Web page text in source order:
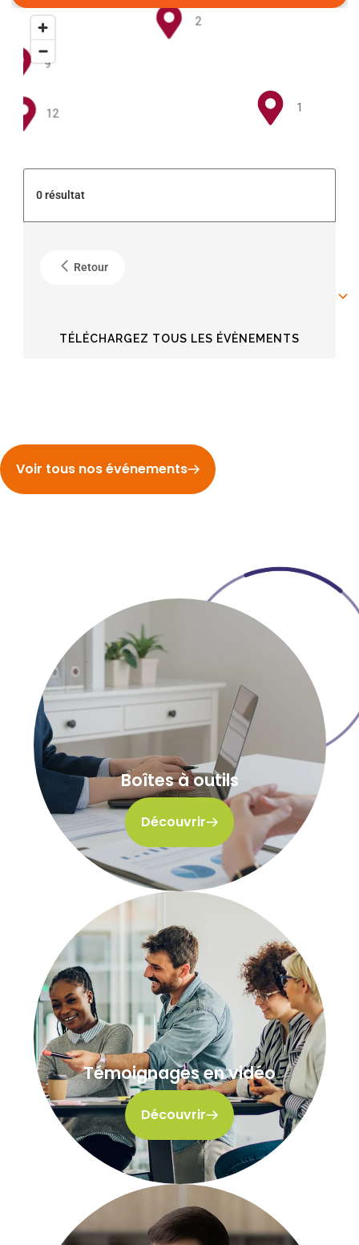
2
1
12
9
0 résultat
Retour
TÉLÉCHARGEZ TOUS LES ÉVÈNEMENTS
Voir tous nos événements
Boîtes à outils
Découvrir
Témoignages en vidéo
Découvrir